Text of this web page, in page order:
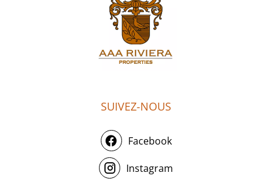
SUIVEZ-NOUS
Facebook
Instagram